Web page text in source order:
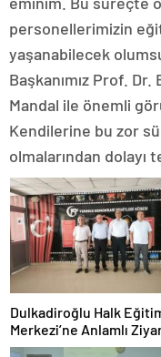
personellerimizin
yaşanabilecek
Başkanımız Prof.
Mandal ile önemli
Kendilerine bu zor
olmalarından dolayı
Dulkadiroğlu Halk
Merkezi’ne Anlamlı